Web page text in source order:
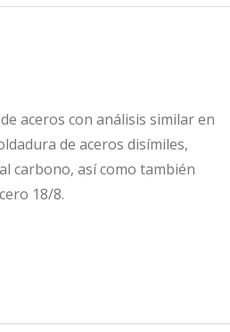
aceros con análisis similar en
de aceros disímiles,
carbono, así como también
18/8.